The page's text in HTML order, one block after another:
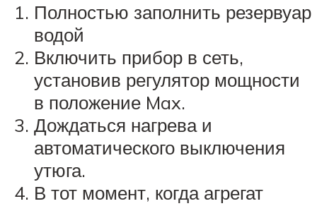
Полностью заполнить резервуар
водой
Включить прибор в сеть,
установив регулятор мощности
в положение Max.
Дождаться нагрева и
автоматического выключения
утюга.
В тот момент, когда агрегат